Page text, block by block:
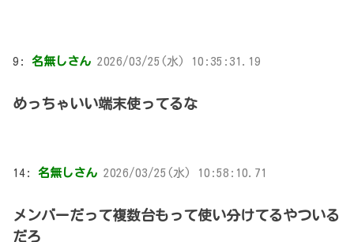
9: 名無しさん 2026/03/25(水) 10:35:31.19
めっちゃいい端末使ってるな
14: 名無しさん 2026/03/25(水) 10:58:10.71
メンバーだって複数台もって使い分けてるやついる
だろ